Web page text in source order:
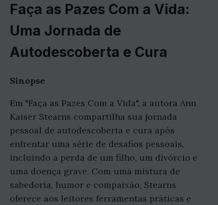
Faça as Pazes Com a Vida:
Uma Jornada de
Autodescoberta e Cura
Sinopse
Em "Faça as Pazes Com a Vida", a autora Ann
Kaiser Stearns compartilha sua jornada
pessoal de autodescoberta e cura após
enfrentar uma série de desafios pessoais,
incluindo a perda de um filho, um divórcio e
uma doença grave. Com uma mistura de
sabedoria, humor e compaixão, Stearns
oferece aos leitores ferramentas práticas e